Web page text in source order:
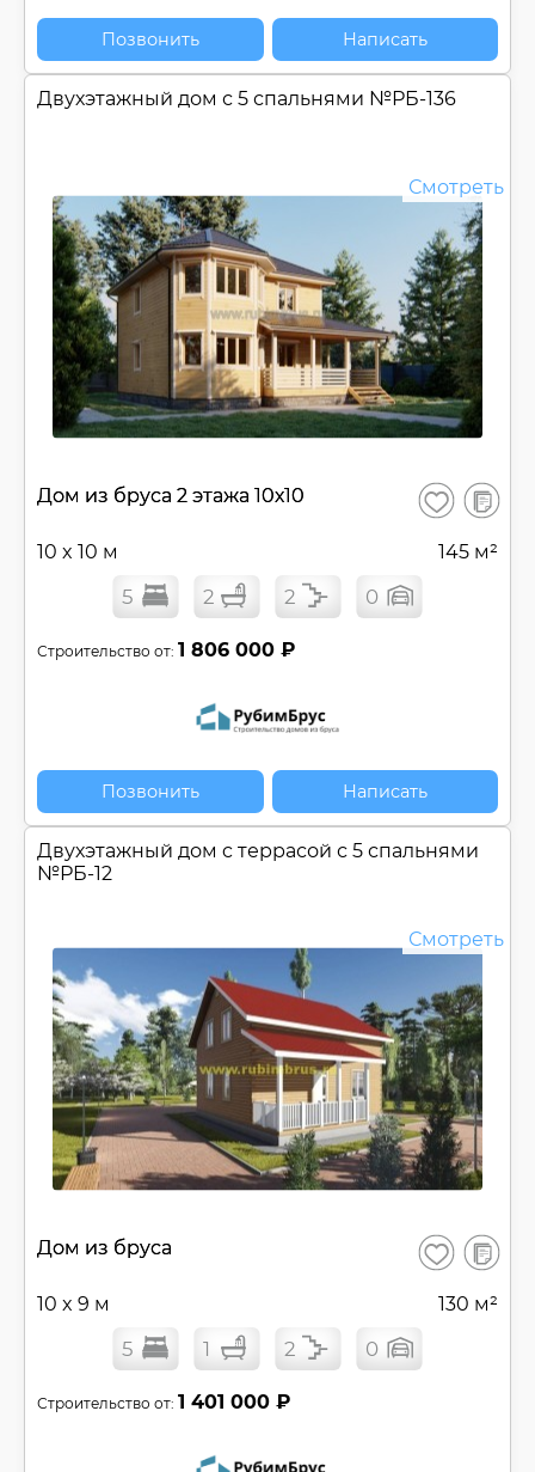
Позвонить Написать
Двухэтажный дом с 5 спальнями №РБ-136
Смотреть
Дом из бруса 2 этажа 10х10 Сохранить
В
10 x 10 м 145 м²
5 2 2 0
Строительство от: 1 806 000 ₽
Позвонить Написать
Двухэтажный дом c террасой с 5 спальнями
№РБ-12
Смотреть
Дом из бруса Сохранить
В
10 x 9 м 130 м²
5 1 2 0
Строительство от: 1 401 000 ₽